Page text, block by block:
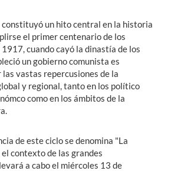
constituyó un hito central en la historia
el primer centenario de los
cuando cayó la dinastía de los
un gobierno comunista es
vastas repercusiones de la
y regional, tanto en los político
como en los ámbitos de la
de este ciclo se denomina "La
contexto de las grandes
a cabo el miércoles 13 de